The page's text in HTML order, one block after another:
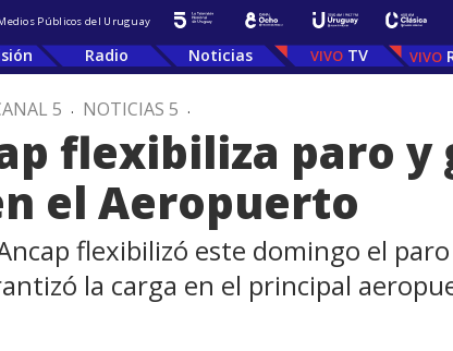
Públicos del Uruguay
Radio Noticias TV
5 . NOTICIAS 5 .
flexibiliza paro y
el Aeropuerto
flexibilizó este domingo el
la carga en el principal